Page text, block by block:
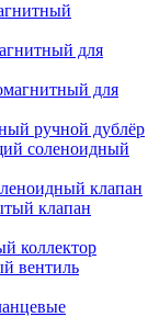
для
для
ручной дублёр
соленоидный
клапан
клапан
коллектор
вентиль